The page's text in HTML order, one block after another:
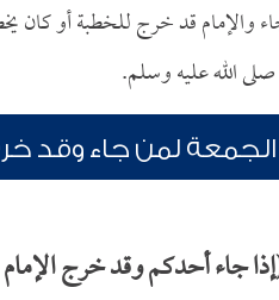
والإمام قد خرج للخطبة أو كان
صلى الله عليه وسلم.
لمن جاء وقد
جاء أحدكم وقد خرج